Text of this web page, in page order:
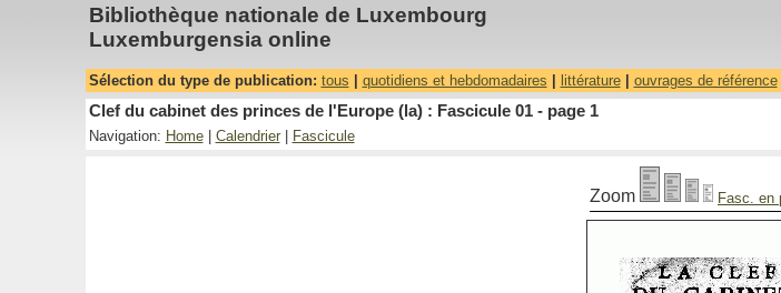
Bibliothèque nationale de Luxembourg
Luxemburgensia online
Sélection du type de publication: tous quotidiens et hebdomadaires littérature| ouvrages de référence|
Clef du cabinet des princes de l'Europe (la) : Fascicule 01 - page 1
Navigation: Home| Calendrier| Fascicule
Zoom Fasc. en